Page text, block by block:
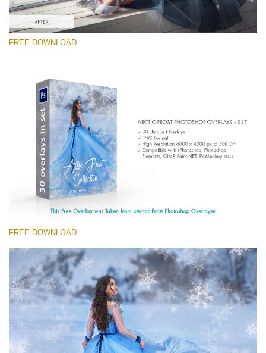
(30 Overlays)
Large 6000*4000px
Large 6000*4000px
Entire Collection
(1783 Overlays)
Large 6000*4000px
Free download
FREE DOWNLOAD
FREE DOWNLOAD